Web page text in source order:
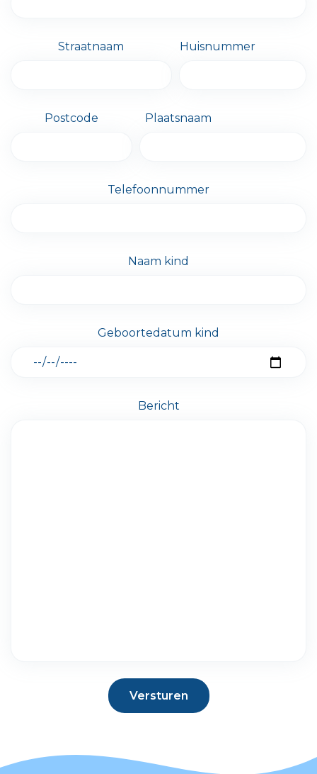
Straatnaam Huisnummer
Postcode Plaatsnaam
Telefoonnummer
Naam kind
Geboortedatum kind
Bericht
Versturen
Versturen